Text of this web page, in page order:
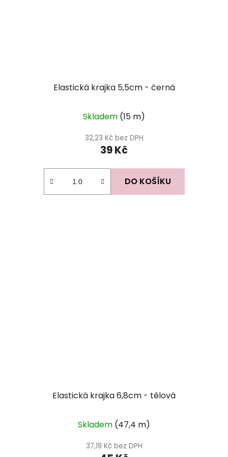
Elastická krajka 5,5cm - černá
Skladem (15 m)
32,23 Kč bez DPH
39 Kč
DO KOŠÍKU
Elastická krajka 6,8cm - tělová
Skladem (47,4 m)
37,19 Kč bez DPH